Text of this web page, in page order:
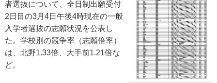
者選抜について、全日制出願受付
2日目の3月4日午後4時現在の一般
入学者選抜の志願状況を公表し
た。学校別の競争率（志願倍率）
は、北野1.33倍、大手前1.21倍な
ど。